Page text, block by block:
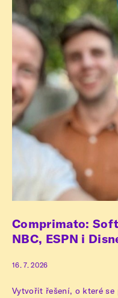
Comprimato:
NBC, ESPN i
16. 7. 2026
Vytvořit řešení, o které